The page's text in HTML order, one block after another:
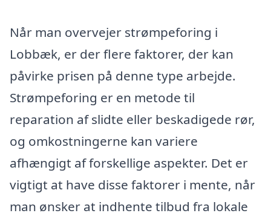
Når man overvejer strømpeforing i
Lobbæk, er der flere faktorer, der kan
påvirke prisen på denne type arbejde.
Strømpeforing er en metode til
reparation af slidte eller beskadigede rør,
og omkostningerne kan variere
afhængigt af forskellige aspekter. Det er
vigtigt at have disse faktorer i mente, når
man ønsker at indhente tilbud fra lokale